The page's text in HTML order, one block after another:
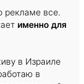
рекламе все.
именно для
в Израиле
в